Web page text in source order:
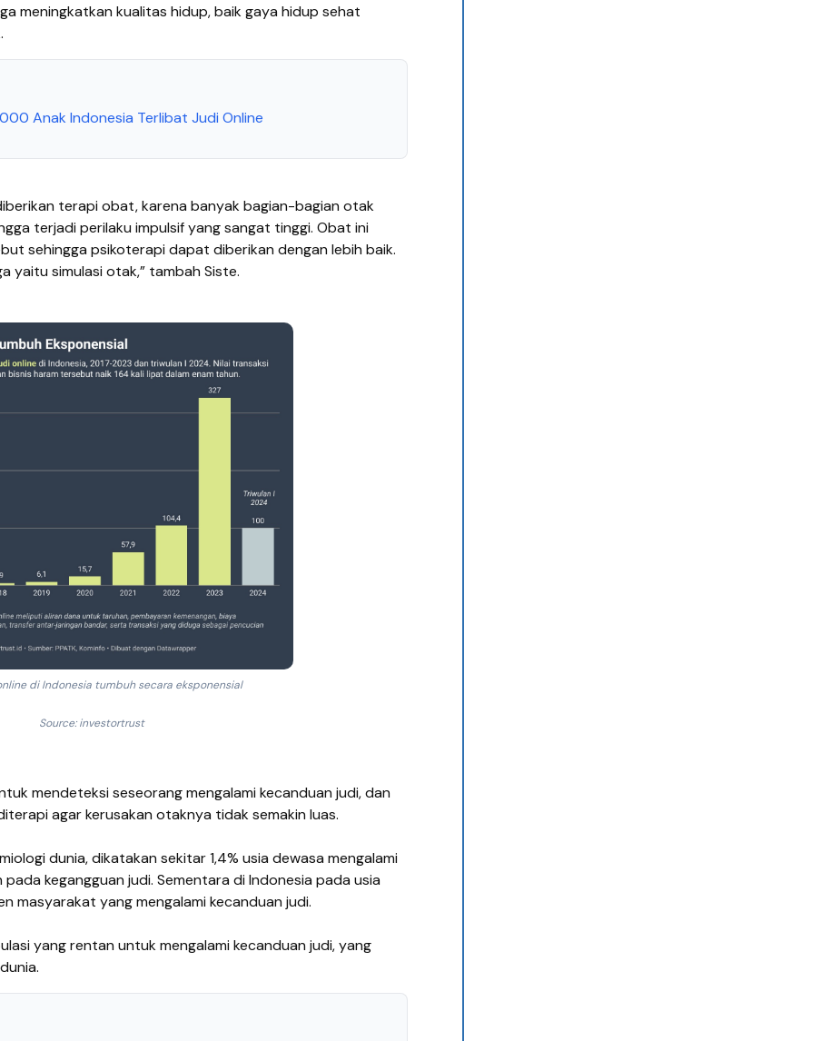
meningkatkan kualitas hidup, baik gaya hidup sehat
Anak Indonesia Terlibat Judi Online
terapi obat, karena banyak bagian-bagian otak
terjadi perilaku impulsif yang sangat tinggi. Obat ini
sehingga psikoterapi dapat diberikan dengan lebih baik.
yaitu simulasi otak,” tambah Siste.
di Indonesia tumbuh secara eksponensial
Source: investortrust
mendeteksi seseorang mengalami kecanduan judi, dan
agar kerusakan otaknya tidak semakin luas.
dunia, dikatakan sekitar 1,4% usia dewasa mengalami
kegangguan judi. Sementara di Indonesia pada usia
masyarakat yang mengalami kecanduan judi.
yang rentan untuk mengalami kecanduan judi, yang